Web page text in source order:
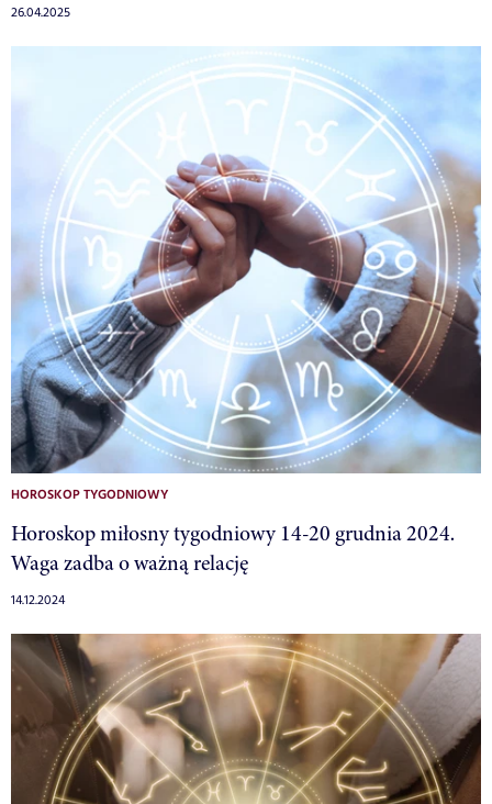
26.04.2025
HOROSKOP TYGODNIOWY
Horoskop miłosny tygodniowy 14-20 grudnia 2024.
Waga zadba o ważną relację
14.12.2024